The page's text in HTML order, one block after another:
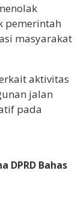
pemerintah
masyarakat
aktivitas
jalan
pada
DPRD Bahas